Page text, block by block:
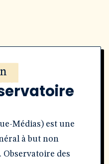
Médias) est une
à but non
des